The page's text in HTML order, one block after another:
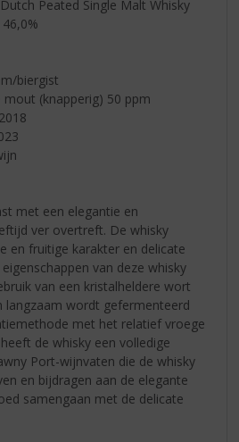
Peated Single Malt Whisky
biergist
(knapperig) 50 ppm
met een elegantie en
ver overtreft. De whisky
en fruitige karakter en delicate
van deze whisky
van een kristalheldere wort
langzaam wordt gefermenteerd
met het relatief vroege
de whisky een volledige
Port-wijnvaten die de whisky
en bijdragen aan de elegante
samengaan met de delicate